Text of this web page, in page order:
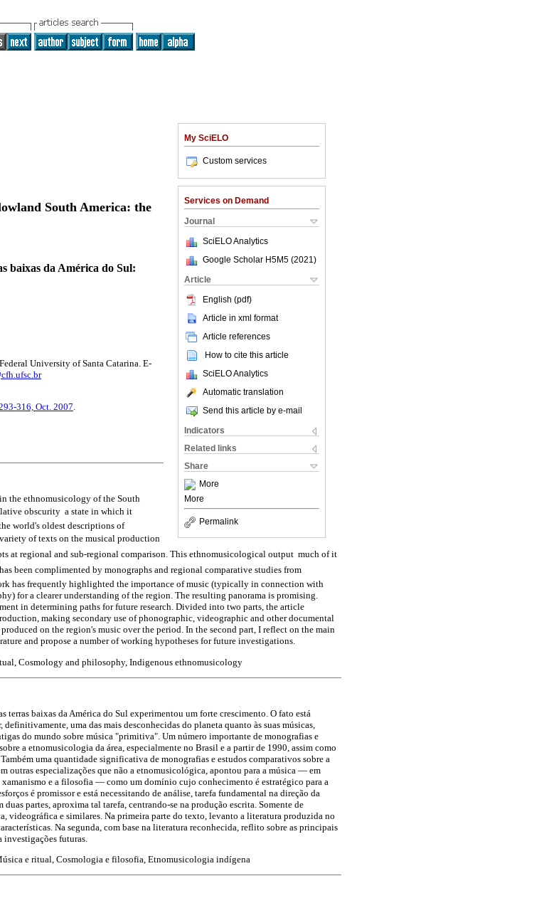
My SciELO
Custom services
Services on Demand
Journal
SciELO Analytics
Google Scholar H5M5 (2021 )
Article
English (pdf)
Article in xml format
Article references
How to cite this article
SciELO Analytics
Automatic translation
Send this article by e-mail
Indicators
Related links
Share
More
More
Permalink
South America: the
baixas da América do Sul:
University of Santa Catarina. E-
316, Oct. 2007.
the ethnomusicology of the South
obscurity  a state in which it
world's oldest descriptions of
of texts on the musical production
at regional and sub-regional comparison. This ethnomusicological output  much of it
been complimented by monographs and regional comparative studies from
has frequently highlighted the importance of music (typically in connection with
for a clearer understanding of the region. The resulting panorama is promising.
in determining paths for future research. Divided into two parts, the article
making secondary use of phonographic, videographic and other documental
on the region's music over the period. In the second part, I reflect on the main
and propose a number of working hypotheses for future investigations.
Cosmology and philosophy, Indigenous ethnomusicology
terras baixas da América do Sul experimentou um forte crescimento. O fato está
uma das mais desconhecidas do planeta quanto às suas músicas,
do mundo sobre música "primitiva". Um número importante de monografias e
a etnomusicologia da área, especialmente no Brasil e a partir de 1990, assim como
uma quantidade significativa de monografias e estudos comparativos sobre a
outras especializações que não a etnomusicológica, apontou para a música — em
e a filosofia — como um domínio cujo conhecimento é estratégico para a
é promissor e está necessitando de análise, tarefa fundamental na direção da
partes, aproxima tal tarefa, centrando-se na produção escrita. Somente de
videográfica e similares. Na primeira parte do texto, levanto a literatura produzida no
Na segunda, com base na literatura reconhecida, reflito sobre as principais
investigações futuras.
e ritual, Cosmologia e filosofia, Etnomusicologia indígena